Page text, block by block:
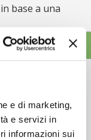
e di marketing,
e servizi in
informazioni sui
base a una